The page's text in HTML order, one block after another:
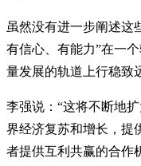
虽然没有进一步阐述这
有信心、有能力”在一
量发展的轨道上行稳致
李强说：“这将不断地
界经济复苏和增长，提
者提供互利共赢的合作